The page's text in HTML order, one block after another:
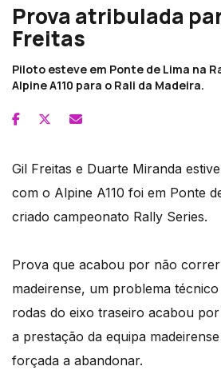
Prova atribulada
Freitas
Piloto esteve em Ponte de Lima na
Alpine A110 para o Rali da Madeira.
Gil Freitas e Duarte Miranda
com o Alpine A110 foi em Ponte
criado campeonato Rally Series.
Prova que acabou por não
madeirense, um problema
rodas do eixo traseiro acabou
a prestação da equipa
forçada a abandonar.